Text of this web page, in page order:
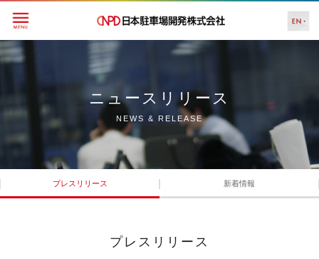
ニュースリリース
NEWS & RELEASE
プレスリリース 新着情報
プレスリリース